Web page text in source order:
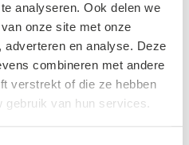
analyseren. Ook delen we
onze site met onze
en analyse. Deze
combineren met andere
verstrekt of die ze hebben
van hun services.
Seven Up ZERO SUGAR Krat
12 x 1,1L € 27,95